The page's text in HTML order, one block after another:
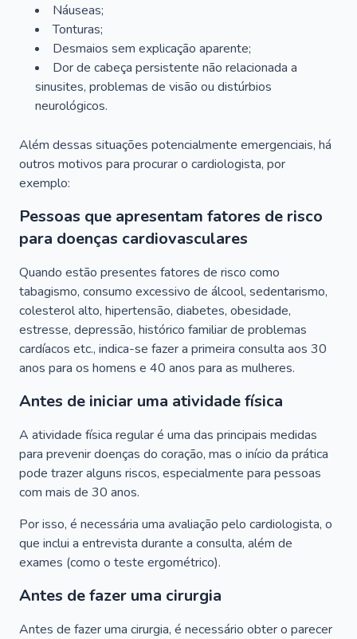
Náuseas;
Tonturas;
Desmaios sem explicação aparente;
Dor de cabeça persistente não relacionada a
sinusites, problemas de visão ou distúrbios
neurológicos.
Além dessas situações potencialmente emergenciais, há
outros motivos para procurar o cardiologista, por
exemplo:
Pessoas que apresentam fatores de risco
para doenças cardiovasculares
Quando estão presentes fatores de risco como
tabagismo, consumo excessivo de álcool, sedentarismo,
colesterol alto, hipertensão, diabetes, obesidade,
estresse, depressão, histórico familiar de problemas
cardíacos etc., indica-se fazer a primeira consulta aos 30
anos para os homens e 40 anos para as mulheres.
Antes de iniciar uma atividade física
A atividade física regular é uma das principais medidas
para prevenir doenças do coração, mas o início da prática
pode trazer alguns riscos, especialmente para pessoas
com mais de 30 anos.
Por isso, é necessária uma avaliação pelo cardiologista, o
que inclui a entrevista durante a consulta, além de
exames (como o teste ergométrico).
Antes de fazer uma cirurgia
Antes de fazer uma cirurgia, é necessário obter o parecer